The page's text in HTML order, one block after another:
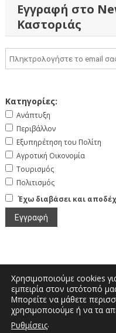
Εγγραφή στο
Καστοριάς
Κατηγορίες:
Ανάπτυξη
Περιβάλλον
Εξυπηρέτηση του Πολίτη
Αγροτική Οικονομία
Τουρισμός
Πολιτισμός
Έχω διαβάσει και
Μεγάλου
Τηλέφωνο:
Χρησιμοποιούμε cookies
εμπειρία στον ιστότοπό
Μπορείτε να μάθετε
χρησιμοποιούμε ή να τα
Ρυθμίσεις.